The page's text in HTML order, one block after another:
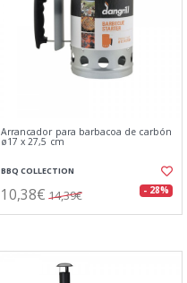
Arrancador para barbacoa de carbón
ø17 x 27,5 cm
BBQ COLLECTION
10,38€ 14,39€ - 28%